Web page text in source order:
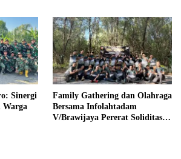
Sinergi
Family Gathering dan Olahraga
Bersama Infolahtadam
V/Brawijaya Pererat Soliditas